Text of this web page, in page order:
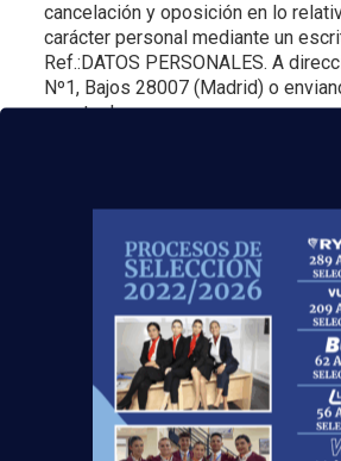
cancelación y oposición en lo
carácter personal mediante un
Ref.:DATOS PERSONALES. A
Nº1, Bajos 28007 (Madrid) o
cuenta de correo:
TAG CLOUD
Binter Canarias DEA respiración
Desfibriladores Automáticos mundo
operarios de Handling Simulador de
Operador de Centros de Facilitación